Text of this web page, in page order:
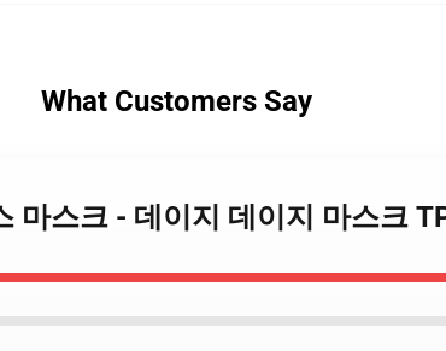
What Customers Say
마스크 - 데이지 데이지 마스크